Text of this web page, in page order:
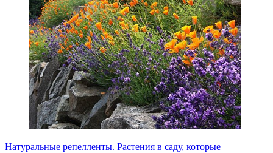
Натуральные репелленты. Растения в саду, которые